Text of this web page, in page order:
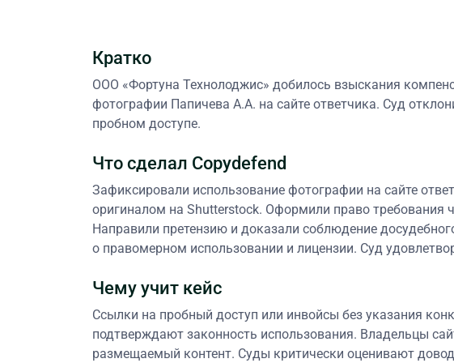
Кратко
ООО «Фортуна Технолоджис» добилось взыскания
фотографии Папичева А.А. на сайте ответчика. Суд
пробном доступе.
Что сделал Copydefend
Зафиксировали использование фотографии на сайте
оригиналом на Shutterstock. Оформили право требования
Направили претензию и доказали соблюдение
о правомерном использовании и лицензии. Суд
Чему учит кейс
Ссылки на пробный доступ или инвойсы без указания
подтверждают законность использования. Владельцы
размещаемый контент. Суды критически оценивают